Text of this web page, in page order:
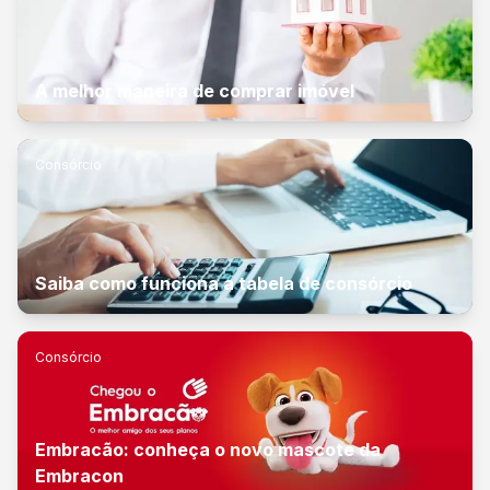
A melhor maneira de comprar imóvel
Consórcio
Saiba como funciona a tabela de consórcio
Consórcio
Embracão: conheça o novo mascote da
Embracon